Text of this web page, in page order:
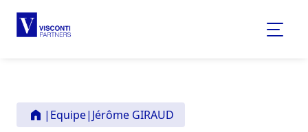
| Equipe| Jérôme GIRAUD